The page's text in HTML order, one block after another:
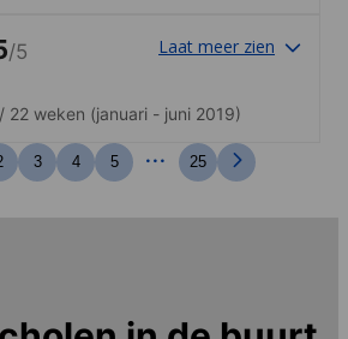
jeden Tag in die
/5 Laat meer zien
/ 22 weken (januari - juni 2019)
3 4 5 ... 25